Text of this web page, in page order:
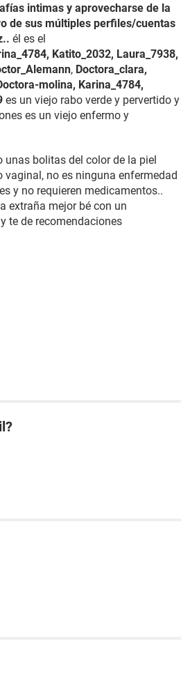
intimas y aprovecharse de la
de sus múltiples perfiles/cuentas
él es el
Katito_2032, Laura_7938,
, Doctora_clara,
molina, Karina_4784,
es un viejo rabo verde y pervertido y
es un viejo enfermo y
unas bolitas del color de la piel
no es ninguna enfermedad
y no requieren medicamentos..
extraña mejor bé con un
te de recomendaciones